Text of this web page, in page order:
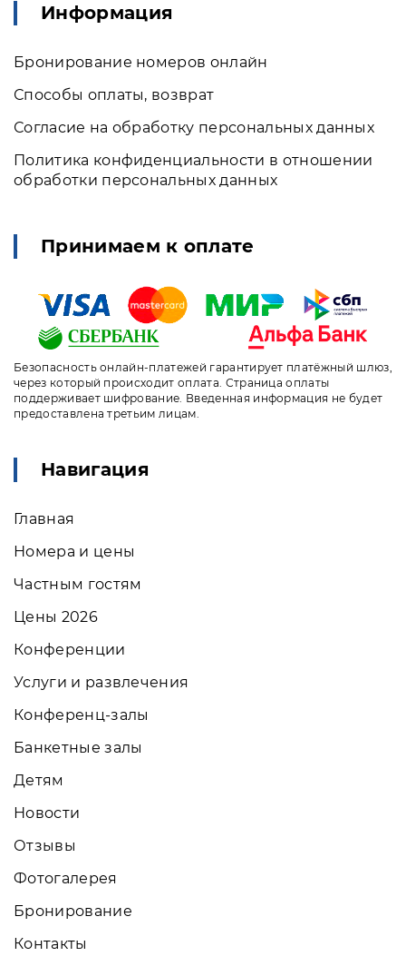
Информация
Бронирование номеров онлайн
Способы оплаты, возврат
Согласие на обработку персональных данных
Политика конфиденциальности в отношении
обработки персональных данных
Принимаем к оплате
Безопасность онлайн-платежей гарантирует платёжный шлюз,
через который происходит оплата. Страница оплаты
поддерживает шифрование. Введенная информация не будет
предоставлена третьим лицам.
Навигация
Главная
Номера и цены
Частным гостям
Цены 2026
Конференции
Услуги и развлечения
Конференц-залы
Банкетные залы
Детям
Новости
Отзывы
Фотогалерея
Бронирование
Контакты